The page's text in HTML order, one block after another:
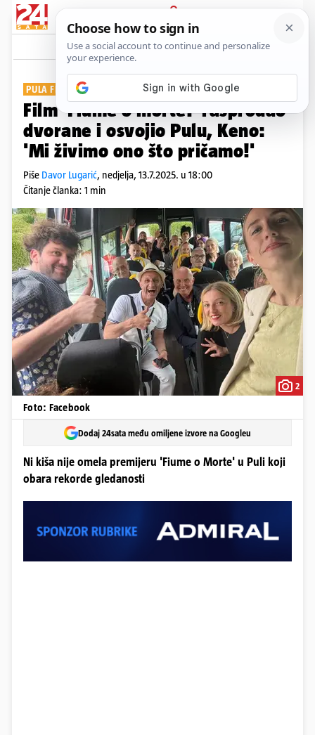
PRIJAVA
Show Komentari
PULA FILM FESTIVAL
Film 'Fiume o morte!' rasprodao
dvorane i osvojio Pulu, Keno:
'Mi živimo ono što pričamo!'
Piše Davor Lugarić, nedjelja, 13.7.2025. u 18:00
Čitanje članka: 1 min
2
Foto: Facebook
Dodaj 24sata među omiljene izvore na Googleu
Ni kiša nije omela premijeru 'Fiume o Morte' u Puli koji
obara rekorde gledanosti